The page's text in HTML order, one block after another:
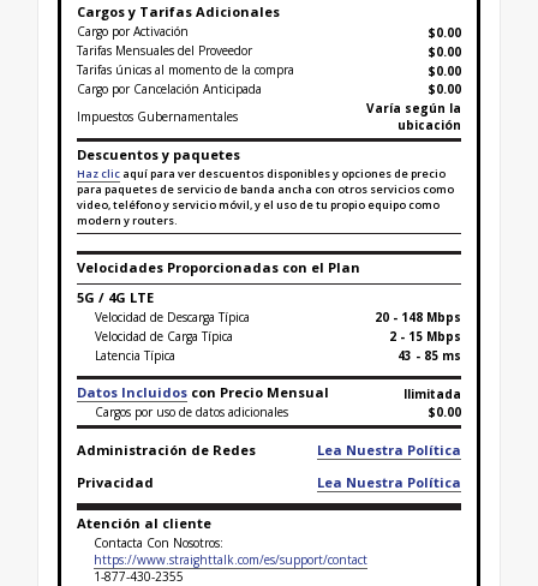
Cargos y Tarifas Adicionales
Cargo por Activación
$0.00
Tarifas Mensuales del Proveedor
$0.00
Tarifas únicas al momento de la compra
$0.00
Cargo por Cancelación Anticipada
$0.00
Impuestos Gubernamentales
Varía según la
ubicación
Descuentos y paquetes
Haz clic aquí para ver descuentos disponibles y opciones de precio
para paquetes de servicio de banda ancha con otros servicios como
video, teléfono y servicio móvil, y el uso de tu propio equipo como
modern y routers.
Velocidades Proporcionadas con el Plan
5G / 4G LTE
Velocidad de Descarga Típica
20 - 148 Mbps
Velocidad de Carga Típica
2 - 15 Mbps
Latencia Típica
43 - 85 ms
Datos Incluidos con Precio Mensual
Ilimitada
Cargos por uso de datos adicionales
$0.00
Administración de Redes
Lea Nuestra Política
Privacidad
Lea Nuestra Política
Atención al cliente
Contacta Con Nosotros:
https://www.straighttalk.com/es/support/contact
1-877-430-2355